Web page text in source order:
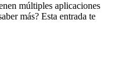
múltiples aplicaciones
más? Esta entrada te